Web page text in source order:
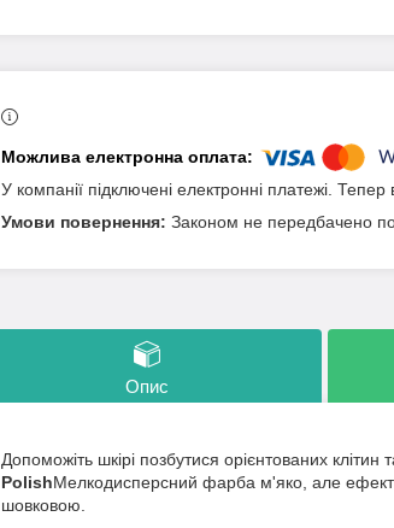
У компанії підключені електронні платежі.
Законом не передбачено
Опис
Допоможіть шкірі позбутися орієнтованих
PolishМелкодисперсний фарба м'яко, але
шовковою.